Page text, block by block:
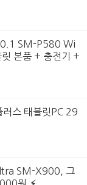
SM-P580 Wi
본품 + 충전기 +
러스 태블릿PC 29
SM-X900, 그